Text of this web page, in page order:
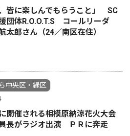
、皆に楽しんでもらうこと」 SC
団体R.O.O.T.S コールリーダ
郎さん（24／南区在住）
中央区・緑区
開催される相模原納涼花火大会
長がラジオ出演 ＰＲに奔走